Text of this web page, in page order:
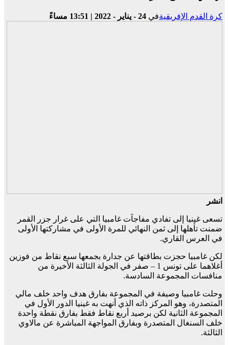
كرة القدم الإفريقيةفي 24 - يناير - 2022 | 13:51 مساءً
انشر
تسعى غينيا إلى تفادي مفاجآت غامبيا التي على غرار جزر القمر
ضمنت تأهلها إلى ثمن النهائي للمرة الأولى في مشاركتها الأولى
في العرس القاري.
لكن غامبيا حجزت بطاقتها عن جدارة بجمعها سبع نقاط من فوزين
أغلاهما على تونس 1 – صفر في الجولة الثالثة الأخيرة من
منافسات المجموعة السادسة.
وحلت غامبيا وصيفة في المجموعة بفارق هدف واحد خلف مالي
المتصدرة، وهو المركز ذاته الذي أنهت به غينيا الدور الأول في
المجموعة الثانية لكن برصيد أربع نقاط فقط بفارق نقطة واحدة
خلف السنغال المتصدرة وبفارق المواجهة المباشرة عن مالاوي
الثالثة.